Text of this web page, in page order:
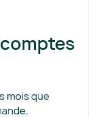
mois que